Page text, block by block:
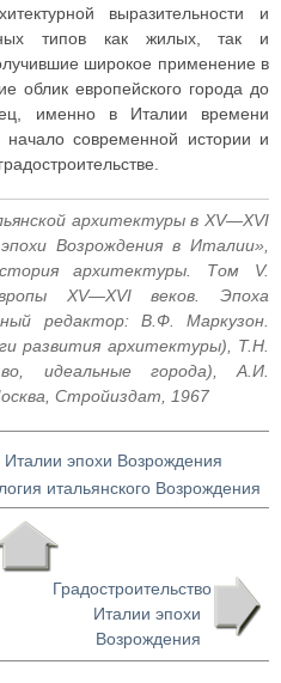
выразительности и
типов как жилых, так и
широкое применение в
облик европейского города до
именно в Италии времени
современной истории и
архитектуры в XV—XVI
Возрождения в Италии»,
архитектуры. Том V.
XV—XVI веков. Эпоха
редактор: В.Ф. Маркузон.
развития архитектуры), Т.Н.
идеальные города), А.И.
Стройиздат, 1967
Италии эпохи Возрождения
итальянского Возрождения
Градостроительство
Италии эпохи
Возрождения